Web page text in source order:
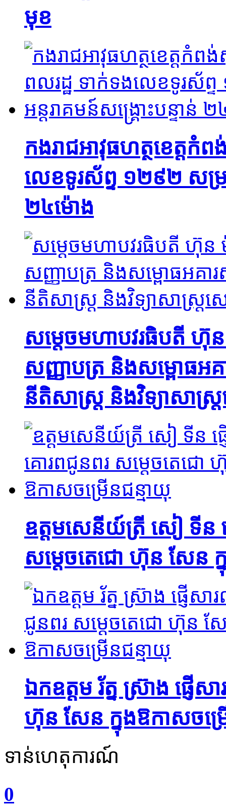
មុខ
កងរាជអាវុធហត្ថខេត្តកំព
លេខទូរស័ព្ទ ១២៩២ សម្រា
២៤ម៉ោង
សម្តេចមហាបវរធិបតី
សញ្ញាបត្រ និងសម្ពោធអ
នីតិសាស្ត្រ និងវិទ្យាសាស្ត្រ
ឧត្តមសេនីយ៍ត្រី សៀ ទីន
សម្ដេចតេជោ ហ៊ុន សែន
ឯកឧត្តម រ័ត្ន ស្រ៊ាង ផ្ញើ
ហ៊ុន សែន ក្នុងឱកាសចម្រ
ទាន់ហេតុការណ៍
0